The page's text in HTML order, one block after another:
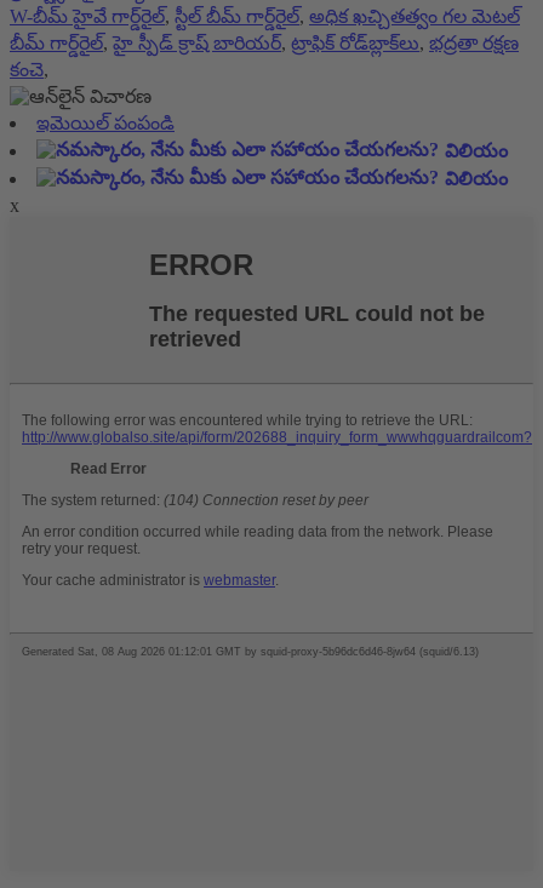
W-బీమ్ హైవే గార్డ్‌రైల్, స్టీల్ బీమ్ గార్డ్‌రైల్, అధిక ఖచ్చితత్వం గల మెటల్
బీమ్ గార్డ్‌రైల్, హై స్పీడ్ క్రాష్ బారియర్, ట్రాఫిక్ రోడ్‌బ్లాక్‌లు, భద్రతా రక్షణ
కంచె,
ఇమెయిల్ పంపండి
విలియం
విలియం
x